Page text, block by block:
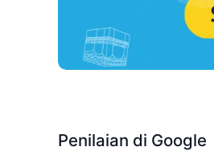
Penilaian di Google